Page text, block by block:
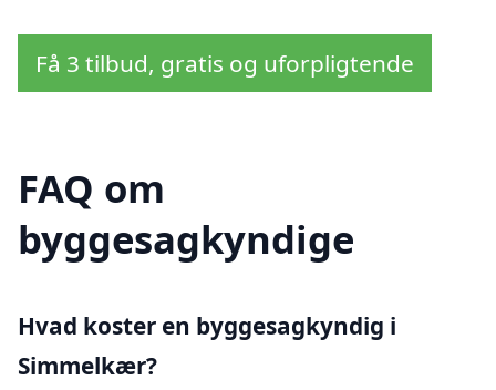
Få 3 tilbud, gratis og uforpligtende
FAQ om
byggesagkyndige
Hvad koster en byggesagkyndig i
Simmelkær?